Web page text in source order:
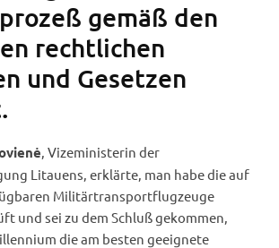
gemäß den
rechtlichen
und Gesetzen
, Vizeministerin der
Litauens, erklärte, man habe die auf
Militärtransportflugzeuge
und sei zu dem Schluß gekommen,
die am besten geeignete